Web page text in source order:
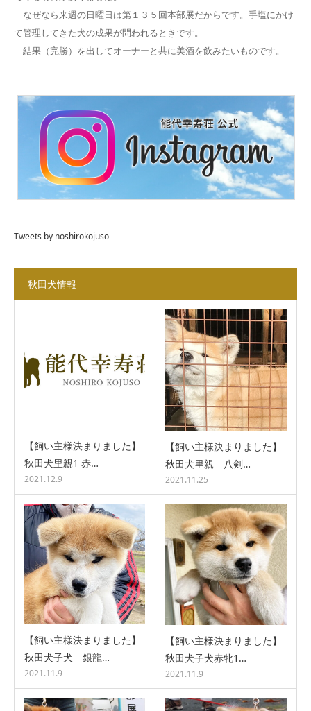
なぜなら来週の日曜日は第１３５回本部展だからです。手塩にかけ
て管理してきた犬の成果が問われるときです。
結果（完勝）を出してオーナーと共に美酒を飲みたいものです。
Tweets by noshirokojuso
秋田犬情報
【飼い主様決まりました】
秋田犬里親1 赤…
2021.12.9
【飼い主様決まりました】
秋田犬里親 八剣…
2021.11.25
【飼い主様決まりました】
秋田犬子犬 銀龍…
2021.11.9
【飼い主様決まりました】
秋田犬子犬赤牝1…
2021.11.9